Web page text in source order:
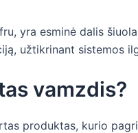
yra esminė dalis
užtikrinant sistemos
vamzdis?
produktas, kurio